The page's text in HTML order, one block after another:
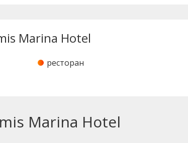
Marina Hotel
ресторан
Marina Hotel